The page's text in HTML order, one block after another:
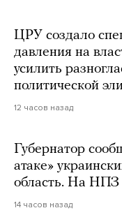
ЦРУ создало
давления на
усилить
политической
12 часов назад
Губернатор
атаке»
область. На
14 часов назад